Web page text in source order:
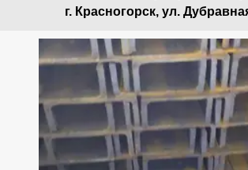
г. Красногорск, ул.